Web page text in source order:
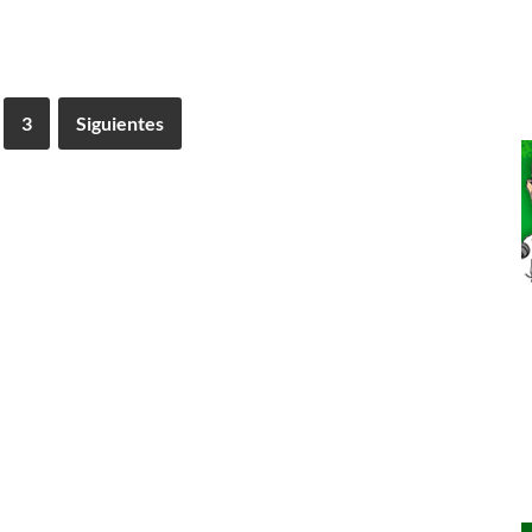
3 Siguientes